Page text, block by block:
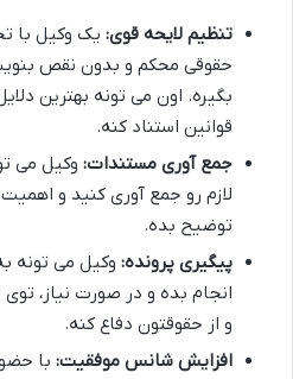
تنظیم لایحه قوی: یک وکیل با
حقوقی محکم و بدون نقص
بگیره. اون می تونه بهترین
قوانین استناد کنه.
جمع آوری مستندات: وکیل می
لازم رو جمع آوری کنید و
توضیح بده.
پیگیری پرونده: وکیل می تونه
انجام بده و در صورت نیاز،
و از حقوقتون دفاع کنه.
افزایش شانس موفقیت: با